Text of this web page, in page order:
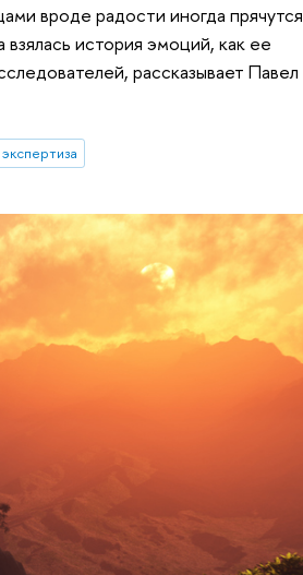
вроде радости иногда прячутся
история эмоций, как ее
рассказывает Павел
экспертиза